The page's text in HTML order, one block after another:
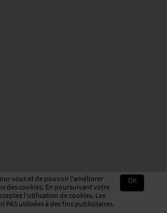
vous et de pouvoir l'améliorer
des cookies. En poursuivant votre
l'utilisation de cookies. Les
PAS utilisées à des fins publicitaires.
OK